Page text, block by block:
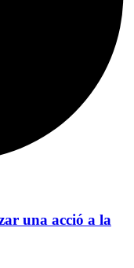
una acció a la